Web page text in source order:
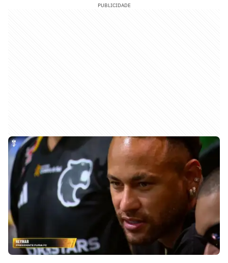
PUBLICIDADE